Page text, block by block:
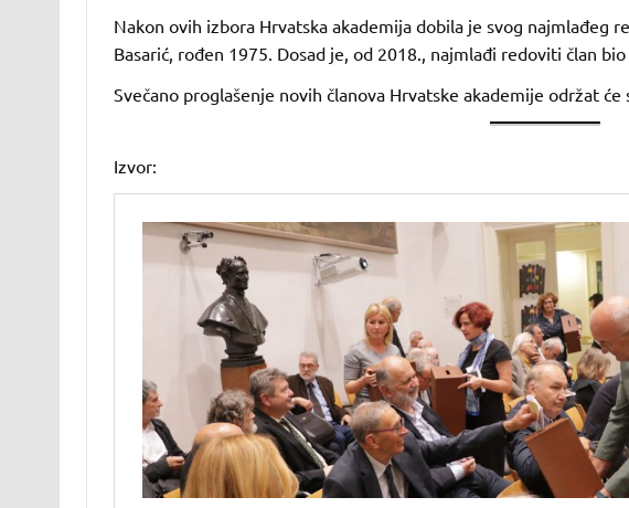
Nakon ovih izbora Hrvatska akademija dobila je svog najmlađeg
Basarić, rođen 1975. Dosad je, od 2018., najmlađi redoviti član
Svečano proglašenje novih članova Hrvatske akademije održat
Izvor: